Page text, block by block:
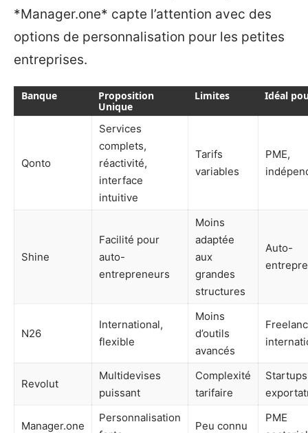
*Manager.one* capte l’attention avec des
options de personnalisation pour les petites
entreprises.
Banque
Proposition
Unique
Limites Idéal
Qonto
Services
complets,
réactivité,
interface
intuitive
Tarifs
variables
PME,
Shine
Facilité pour
auto-
entrepreneurs
Moins
adaptée
aux
grandes
structures
Auto-
N26
International,
flexible
Moins
d’outils
avancés
Revolut
Multidevises
puissant
Complexité
tarifaire
Startups
Manager.one
Personnalisation
Peu connu
PME